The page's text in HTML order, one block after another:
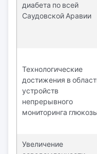
диабета по всей
Саудовской Аравии
Технологические
достижения в
устройств
непрерывного
мониторинга
Увеличение